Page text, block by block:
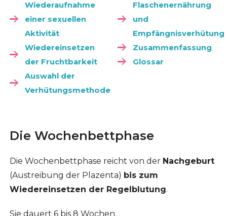
Wiederaufnahme
einer sexuellen
Aktivität
Wiedereinsetzen
der Fruchtbarkeit
Auswahl der
Verhütungsmethode
Flaschenernährung
und
Empfängnisverhütung
Zusammenfassung
Glossar
Die Wochenbettphase
Die Wochenbettphase reicht von der Nachgeburt
(Austreibung der Plazenta) bis zum
Wiedereinsetzen der Regelblutung.
Sie dauert 6 bis 8 Wochen.